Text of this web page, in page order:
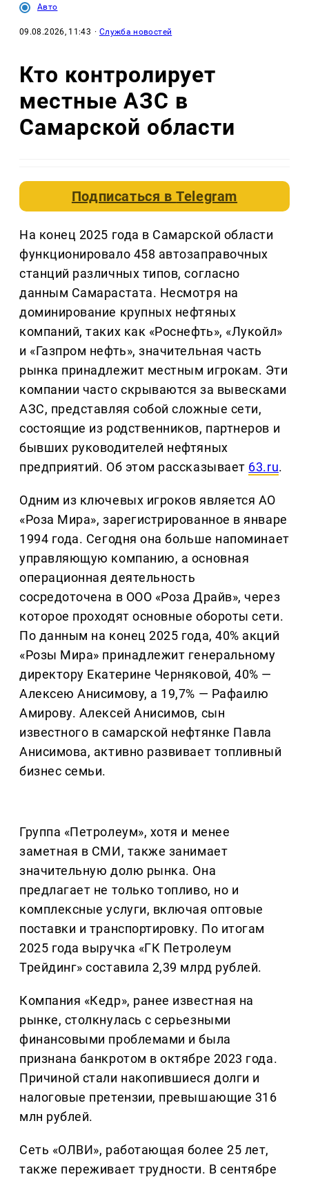
Авто
09.08.2026, 11:43 · Служба новостей
Кто контролирует
местные АЗС в
Самарской области
Подписаться вTelegram
На конец 2025 года в Самарской области
функционировало 458 автозаправочных
станций различных типов, согласно
данным Самарастата. Несмотря на
доминирование крупных нефтяных
компаний, таких как «Роснефть», «Лукойл»
и «Газпром нефть», значительная часть
рынка принадлежит местным игрокам. Эти
компании часто скрываются за вывесками
АЗС, представляя собой сложные сети,
состоящие из родственников, партнеров и
бывших руководителей нефтяных
предприятий. Об этом рассказывает 63.ru.
Одним из ключевых игроков является АО
«Роза Мира», зарегистрированное в январе
1994 года. Сегодня она больше напоминает
управляющую компанию, а основная
операционная деятельность
сосредоточена в ООО «Роза Драйв», через
которое проходят основные обороты сети.
По данным на конец 2025 года, 40% акций
«Розы Мира» принадлежит генеральному
директору Екатерине Черняковой, 40% —
Алексею Анисимову, а 19,7% — Рафаилю
Амирову. Алексей Анисимов, сын
известного в самарской нефтянке Павла
Анисимова, активно развивает топливный
бизнес семьи.
Группа «Петролеум», хотя и менее
заметная в СМИ, также занимает
значительную долю рынка. Она
предлагает не только топливо, но и
комплексные услуги, включая оптовые
поставки и транспортировку. По итогам
2025 года выручка «ГК Петролеум
Трейдинг» составила 2,39 млрд рублей.
Компания «Кедр», ранее известная на
рынке, столкнулась с серьезными
финансовыми проблемами и была
признана банкротом в октябре 2023 года.
Причиной стали накопившиеся долги и
налоговые претензии, превышающие 316
млн рублей.
Сеть «ОЛВИ», работающая более 25 лет,
также переживает трудности. В сентябре